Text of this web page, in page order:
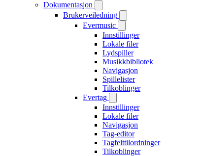
Dokumentasjon
Brukerveiledning
Evermusic
Innstillinger
Lokale filer
Lydspiller
Musikkbibliotek
Navigasjon
Spillelister
Tilkoblinger
Evertag
Innstillinger
Lokale filer
Navigasjon
Tag-editor
Tagfelttilordninger
Tilkoblinger